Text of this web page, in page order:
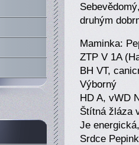
druhým
Maminka:
ZTP V 1A
BH VT,
Výborný
HD A, vWD
Štítná žláza
Je
Srdce